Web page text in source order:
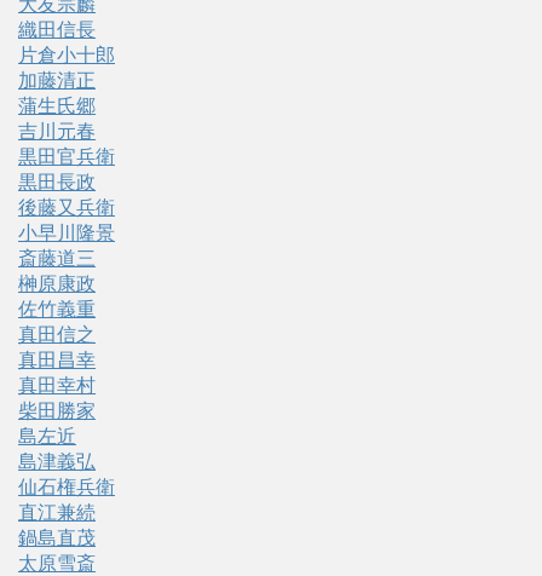
織田信長
片倉小十郎
加藤清正
蒲生氏郷
吉川元春
黒田官兵衛
黒田長政
後藤又兵衛
小早川隆景
斎藤道三
榊原康政
佐竹義重
真田信之
真田昌幸
真田幸村
柴田勝家
島左近
島津義弘
仙石権兵衛
直江兼続
鍋島直茂
太原雪斎